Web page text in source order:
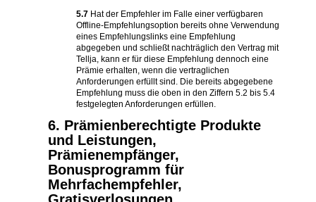
5.7 Hat der Empfehler im Falle einer verfügbaren
Offline-Empfehlungsoption bereits ohne Verwendung
eines Empfehlungslinks eine Empfehlung
abgegeben und schließt nachträglich den Vertrag mit
Tellja, kann er für diese Empfehlung dennoch eine
Prämie erhalten, wenn die vertraglichen
Anforderungen erfüllt sind. Die bereits abgegebene
Empfehlung muss die oben in den Ziffern 5.2 bis 5.4
festgelegten Anforderungen erfüllen.
6. Prämienberechtigte Produkte
und Leistungen,
Prämienempfänger,
Bonusprogramm für
Mehrfachempfehler,